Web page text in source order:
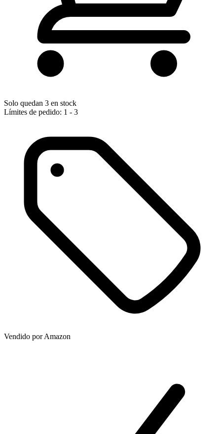
Solo quedan 3 en stock
Límites de pedido: 1 - 3
Vendido porAmazon